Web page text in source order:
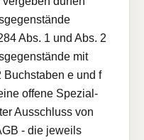
Abs. 1 und Abs. 2
mit
Buchstaben e und f
offene Spezial-
Ausschluss von
- die jeweils